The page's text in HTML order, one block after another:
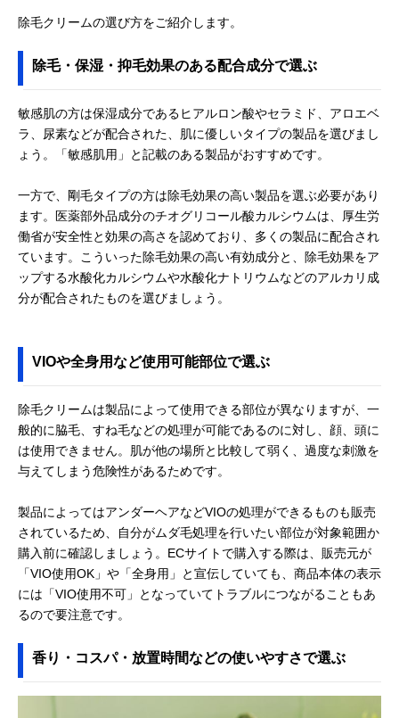
除毛クリームの選び方をご紹介します。
除毛・保湿・抑毛効果のある配合成分で選ぶ
敏感肌の方は保湿成分であるヒアルロン酸やセラミド、アロエベ
ラ、尿素などが配合された、肌に優しいタイプの製品を選びまし
ょう。「敏感肌用」と記載のある製品がおすすめです。
一方で、剛毛タイプの方は除毛効果の高い製品を選ぶ必要があり
ます。医薬部外品成分のチオグリコール酸カルシウムは、厚生労
働省が安全性と効果の高さを認めており、多くの製品に配合され
ています。こういった除毛効果の高い有効成分と、除毛効果をア
ップする水酸化カルシウムや水酸化ナトリウムなどのアルカリ成
分が配合されたものを選びましょう。
VIOや全身用など使用可能部位で選ぶ
除毛クリームは製品によって使用できる部位が異なりますが、一
般的に脇毛、すね毛などの処理が可能であるのに対し、顔、頭に
は使用できません。肌が他の場所と比較して弱く、過度な刺激を
与えてしまう危険性があるためです。
製品によってはアンダーヘアなどVIOの処理ができるものも販売
されているため、自分がムダ毛処理を行いたい部位が対象範囲か
購入前に確認しましょう。ECサイトで購入する際は、販売元が
「VIO使用OK」や「全身用」と宣伝していても、商品本体の表示
には「VIO使用不可」となっていてトラブルにつながることもあ
るので要注意です。
香り・コスパ・放置時間などの使いやすさで選ぶ